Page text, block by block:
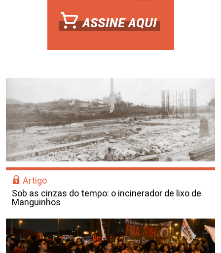
Artigo
Sob as cinzas do tempo: o incinerador de lixo de
Manguinhos